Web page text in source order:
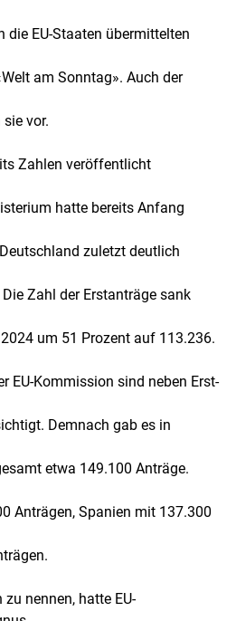
die EU-Staaten übermittelten
am Sonntag». Auch der
sie vor.
Zahlen veröffentlicht
hatte bereits Anfang
zuletzt deutlich
Zahl der Erstanträge sank
um 51 Prozent auf 113.236.
EU-Kommission sind neben Erst-
Demnach gab es in
etwa 149.100 Anträge.
Anträgen, Spanien mit 137.300
nennen, hatte EU-